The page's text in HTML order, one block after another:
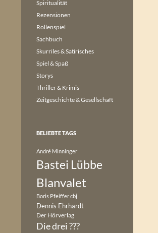
Spiritualität
Rezensionen
Rollenspiel
Sachbuch
Skurriles & Satirisches
Spiel & Spaß
Storys
Thriller & Krimis
Zeitgeschichte & Gesellschaft
BELIEBTE TAGS
André Minninger
Bastei Lübbe
Blanvalet
Boris Pfeiffercbj
Dennis Ehrhardt
Der Hörverlag
Die drei ???